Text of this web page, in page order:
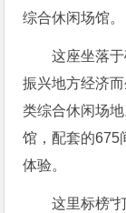
综合休闲场馆。
这座坐落
振兴地方经济
类综合休闲场
馆，配套的675
体验。
这里标榜“